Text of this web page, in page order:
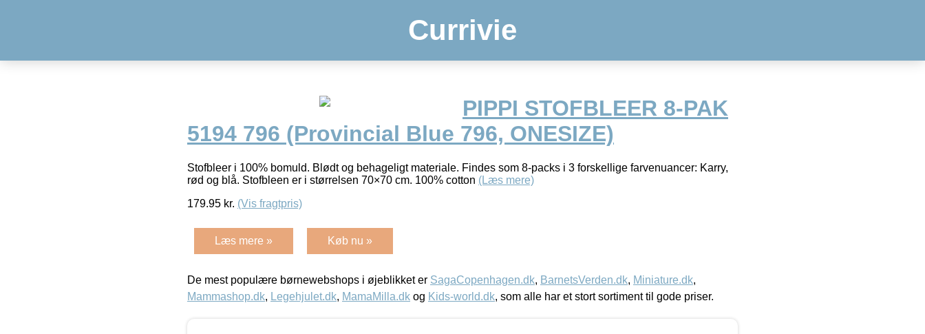
Currivie
PIPPI STOFBLEER 8-PAK
5194 796 (Provincial Blue 796, ONESIZE)
Stofbleer i 100% bomuld. Blødt og behageligt materiale. Findes som 8-packs i 3 forskellige farvenuancer: Karry,
rød og blå. Stofbleen er i størrelsen 70×70 cm. 100% cotton (Læs mere)
179.95 kr. (Vis fragtpris)
Læs mere » Køb nu »
De mest populære børnewebshops i øjeblikket er SagaCopenhagen.dk, BarnetsVerden.dk, Miniature.dk,
Mammashop.dk, Legehjulet.dk, MamaMilla.dk og Kids-world.dk, som alle har et stort sortiment til gode priser.